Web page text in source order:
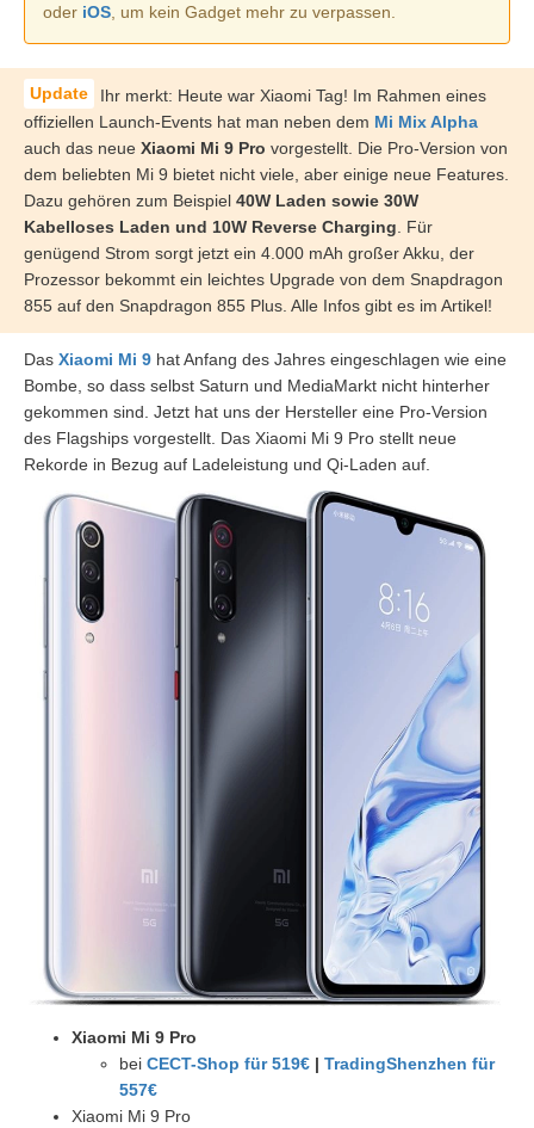
oder iOS , um kein Gadget mehr zu verpassen.
Ihr merkt: Heute war Xiaomi Tag! Im Rahmen eines
offiziellen Launch-Events hat man neben dem Mi Mix Alpha
auch das neue Xiaomi Mi 9 Pro vorgestellt. Die Pro-Version von
dem beliebten Mi 9 bietet nicht viele, aber einige neue Features.
Dazu gehören zum Beispiel 40W Laden sowie 30W
Kabelloses Laden und 10W Reverse Charging . Für
genügend Strom sorgt jetzt ein 4.000 mAh großer Akku, der
Prozessor bekommt ein leichtes Upgrade von dem Snapdragon
855 auf den Snapdragon 855 Plus. Alle Infos gibt es im Artikel!
Das Xiaomi Mi 9 hat Anfang des Jahres eingeschlagen wie eine
Bombe, so dass selbst Saturn und MediaMarkt nicht hinterher
gekommen sind. Jetzt hat uns der Hersteller eine Pro-Version
des Flagships vorgestellt. Das Xiaomi Mi 9 Pro stellt neue
Rekorde in Bezug auf Ladeleistung und Qi-Laden auf.
Xiaomi Mi 9 Pro
bei CECT-Shop für 519€ | TradingShenzhen für
557€
Xiaomi Mi 9 Pro